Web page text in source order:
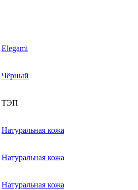
Elegami
Чёрный
ТЭП
Натуральная кожа
Натуральная кожа
Натуральная кожа